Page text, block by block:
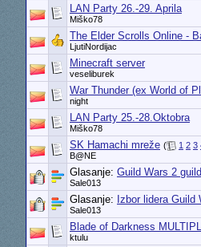
LAN Party 26.-29. Aprila
Miško78
The Elder Scrolls Online -
LjutiNordijac
Minecraft server
veseliburek
War Thunder (ex World of
night
LAN Party 25.-28.Oktobra
Miško78
SK Hamachi mreže ( 1 2 3
B@NE
Glasanje: Guild Wars 2
Sale013
Glasanje: Izbor lidera
Sale013
Blade of Darkness
ktulu